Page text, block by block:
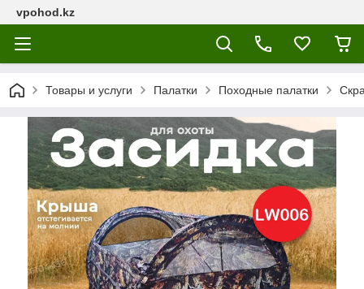
vpohod.kz
Товары и услуги Палатки Походные палатки